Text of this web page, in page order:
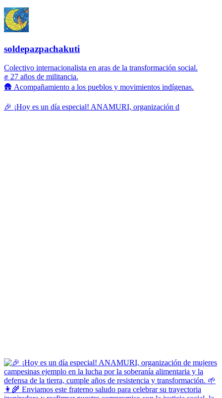
soldepazpachakuti
Colectivo internacionalista en aras de la transformación social.
✊ 27 años de militancia.
🛖 Acompañamiento a los pueblos y movimientos indígenas.
🎉 ¡Hoy es un día especial! ANAMURI, organización d